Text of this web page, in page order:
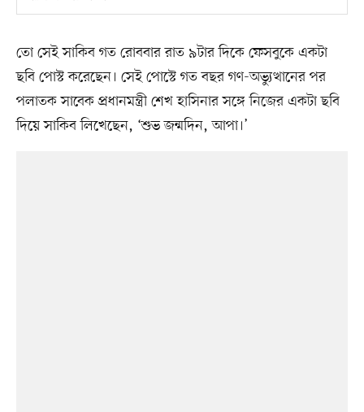
তো সেই সাকিব গত রোববার রাত ৯টার দিকে ফেসবুকে একটা
ছবি পোস্ট করেছেন। সেই পোস্টে গত বছর গণ-অভ্যুত্থানের পর
পলাতক সাবেক প্রধানমন্ত্রী শেখ হাসিনার সঙ্গে নিজের একটা ছবি
দিয়ে সাকিব লিখেছেন, ‘শুভ জন্মদিন, আপা।’